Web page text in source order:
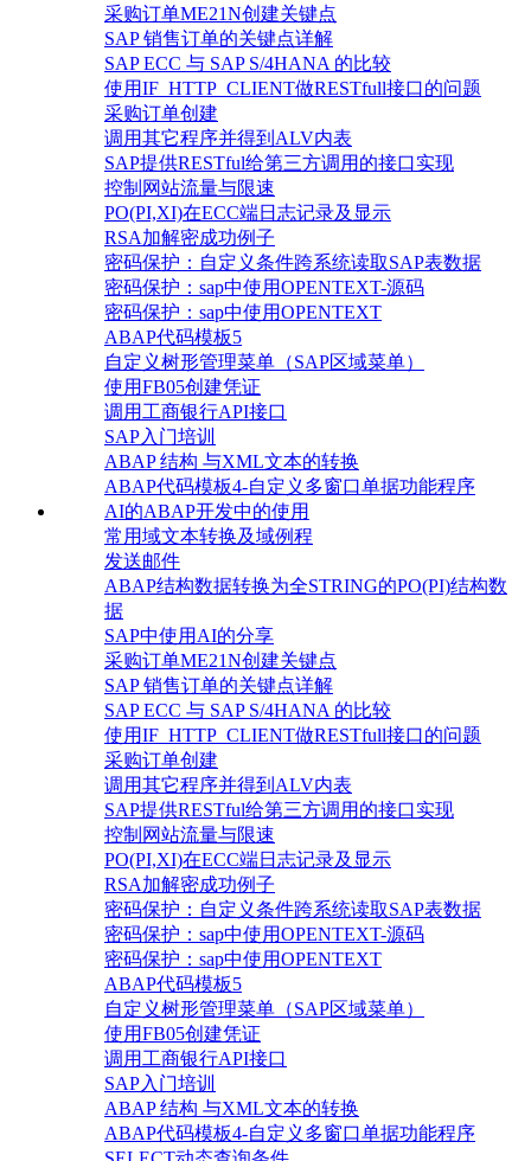
采购订单ME21N创建关键点
SAP 销售订单的关键点详解
SAP ECC 与 SAP S/4HANA 的比较
使用IF_HTTP_CLIENT做RESTfull接口的问题
采购订单创建
调用其它程序并得到ALV内表
SAP提供RESTful给第三方调用的接口实现
控制网站流量与限速
PO(PI,XI)在ECC端日志记录及显示
RSA加解密成功例子
密码保护：自定义条件跨系统读取SAP表数据
密码保护：sap中使用OPENTEXT-源码
密码保护：sap中使用OPENTEXT
ABAP代码模板5
自定义树形管理菜单（SAP区域菜单）
使用FB05创建凭证
调用工商银行API接口
SAP入门培训
ABAP 结构 与XML文本的转换
ABAP代码模板4-自定义多窗口单据功能程序
AI的ABAP开发中的使用
常用域文本转换及域例程
发送邮件
ABAP结构数据转换为全STRING的PO(PI)结构数
据
SAP中使用AI的分享
采购订单ME21N创建关键点
SAP 销售订单的关键点详解
SAP ECC 与 SAP S/4HANA 的比较
使用IF_HTTP_CLIENT做RESTfull接口的问题
采购订单创建
调用其它程序并得到ALV内表
SAP提供RESTful给第三方调用的接口实现
控制网站流量与限速
PO(PI,XI)在ECC端日志记录及显示
RSA加解密成功例子
密码保护：自定义条件跨系统读取SAP表数据
密码保护：sap中使用OPENTEXT-源码
密码保护：sap中使用OPENTEXT
ABAP代码模板5
自定义树形管理菜单（SAP区域菜单）
使用FB05创建凭证
调用工商银行API接口
SAP入门培训
ABAP 结构 与XML文本的转换
ABAP代码模板4-自定义多窗口单据功能程序